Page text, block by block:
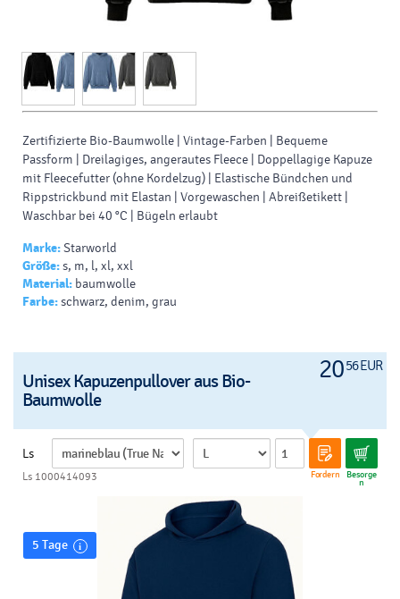
Zertifizierte Bio-Baumwolle | Vintage-Farben | Bequeme
Passform | Dreilagiges, angerautes Fleece | Doppellagige Kapuze
mit Fleecefutter (ohne Kordelzug) | Elastische Bündchen und
Rippstrickbund mit Elastan | Vorgewaschen | Abreißetikett |
Waschbar bei 40 °C | Bügeln erlaubt
Marke:Starworld
Größe:s, m, l, xl, xxl
Material: baumwolle
Farbe:schwarz, denim, grau
2056 EUR
Unisex Kapuzenpullover aus Bio-
Baumwolle
Ls
Fordern Besorge
n
Ls 1000414093
5 Tage